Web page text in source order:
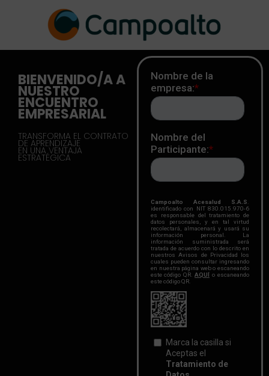
BIENVENIDO/A A
NUESTRO
ENCUENTRO
EMPRESARIAL
TRANSFORMA EL CONTRATO
DE APRENDIZAJE
EN UNA VENTAJA
ESTRATÉGICA